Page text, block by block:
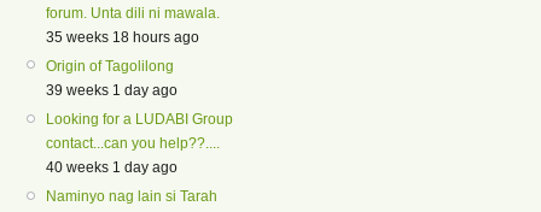
forum. Unta dili ni mawala.
35 weeks 18 hours ago
Origin of Tagolilong
39 weeks 1 day ago
Looking for a LUDABI Group
contact...can you help??....
40 weeks 1 day ago
Naminyo nag lain si Tarah